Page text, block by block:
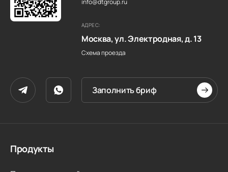
info@dtgroup.ru
АДРЕС:
Москва, ул. Электродная, д. 13
Схема проезда
Заполнить бриф
Продукты